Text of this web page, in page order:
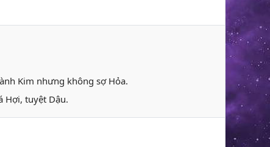
Kim nhưng không sợ Hỏa.
Hợi, tuyệt Dậu.